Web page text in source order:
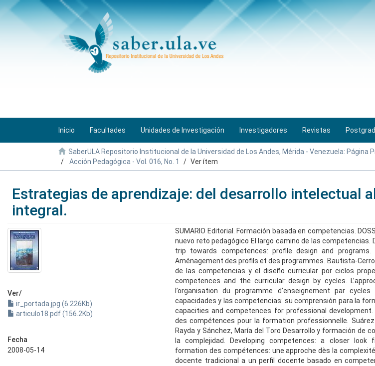
Inicio Facultades Unidades de Investigación Investigadores Revistas
SaberULA Repositorio Institucional de la Universidad de Los Andes, Mérida - Venezuela: Página
Acción Pedagógica - Vol. 016, No. 1
Ver ítem
Estrategias de aprendizaje: del desarrollo intelectual
integral.
Ver/
ir_portada.jpg (6.226Kb)
articulo18.pdf (156.2Kb)
Fecha
2008-05-14
SUMARIO Editorial. Formación basada en competencias.
nuevo reto pedagógico El largo camino de las competencias.
trip towards competences: profile design and programs.
Aménagement des profils et des programmes. Bautista-
de las competencias y el diseño curricular por ciclos
competences and the curricular design by cycles.
l’organisation du programme d’enseignement par
capacidades y las competencias: su comprensión para la
capacities and competences for professional
des compétences pour la formation professionnelle. Suárez
Rayda y Sánchez, María del Toro Desarrollo y formación de
la complejidad. Developing competences: a closer look
formation des compétences: une approche dès la
docente tradicional a un perfil docente basado en